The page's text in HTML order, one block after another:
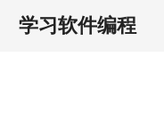
学习软件编程